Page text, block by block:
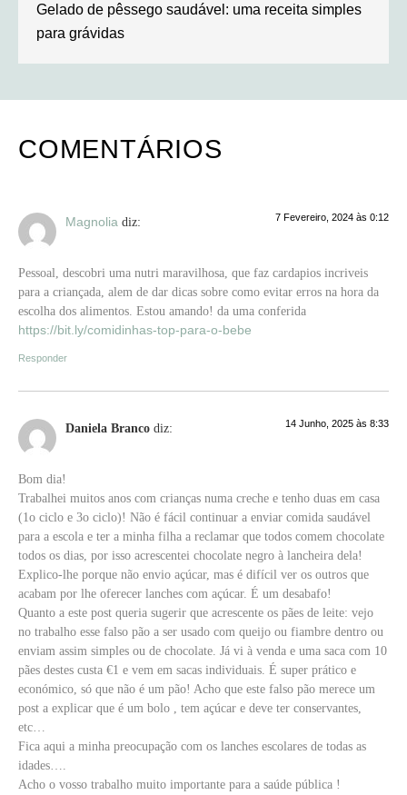
Gelado de pêssego saudável: uma receita simples
para grávidas
COMENTÁRIOS
Magnolia diz: 7 Fevereiro, 2024 às 0:12
Pessoal, descobri uma nutri maravilhosa, que faz cardapios incriveis
para a criançada, alem de dar dicas sobre como evitar erros na hora da
escolha dos alimentos. Estou amando! da uma conferida
https://bit.ly/comidinhas-top-para-o-bebe
Responder
Daniela Branco diz: 14 Junho, 2025 às 8:33
Bom dia!
Trabalhei muitos anos com crianças numa creche e tenho duas em casa
(1o ciclo e 3o ciclo)! Não é fácil continuar a enviar comida saudável
para a escola e ter a minha filha a reclamar que todos comem chocolate
todos os dias, por isso acrescentei chocolate negro à lancheira dela!
Explico-lhe porque não envio açúcar, mas é difícil ver os outros que
acabam por lhe oferecer lanches com açúcar. É um desabafo!
Quanto a este post queria sugerir que acrescente os pães de leite: vejo
no trabalho esse falso pão a ser usado com queijo ou fiambre dentro ou
enviam assim simples ou de chocolate. Já vi à venda e uma saca com 10
pães destes custa €1 e vem em sacas individuais. É super prático e
económico, só que não é um pão! Acho que este falso pão merece um
post a explicar que é um bolo , tem açúcar e deve ter conservantes,
etc…
Fica aqui a minha preocupação com os lanches escolares de todas as
idades….
Acho o vosso trabalho muito importante para a saúde pública !